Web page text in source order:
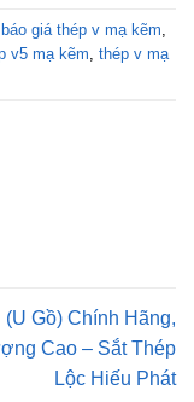
báo giá thép v mạ kẽm
v5 mạ kẽm thép v mạ
(U Gồ) Chính Hãng,
Cao – Sắt Thép
Lộc Hiếu Phát